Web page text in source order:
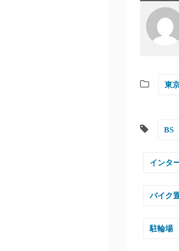
東
BS
インタ
バイク
駐輪場